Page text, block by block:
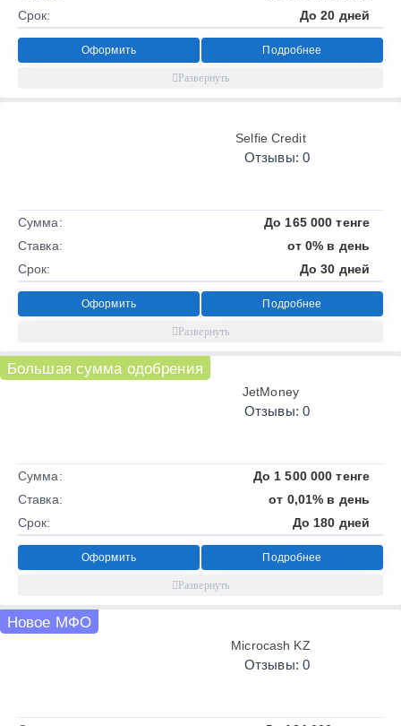
Срок:
До 20 дней
Оформить Подробнее
Selfie Credit
Отзывы: 0
Сумма:
До 165 000 тенге
Ставка:
от 0% в день
Срок:
До 30 дней
Оформить Подробнее
Большая сумма одобрения
JetMoney
Отзывы: 0
Сумма:
До 1 500 000 тенге
Ставка:
от 0,01% в день
Срок:
До 180 дней
Оформить Подробнее
Новое МФО
Microcash KZ
Отзывы: 0